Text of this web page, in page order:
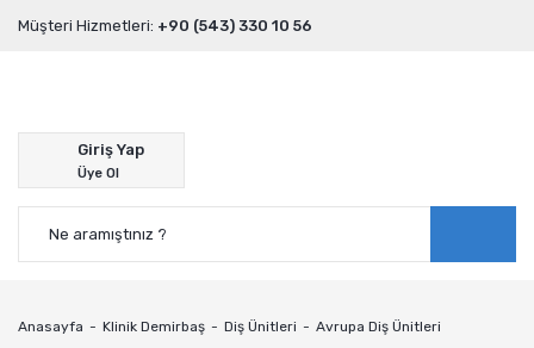
Müşteri Hizmetleri: +90 (543) 330 10 56
Giriş Yap
Üye Ol
Anasayfa Klinik Demirbaş Diş Ünitleri Avrupa Diş Ünitleri